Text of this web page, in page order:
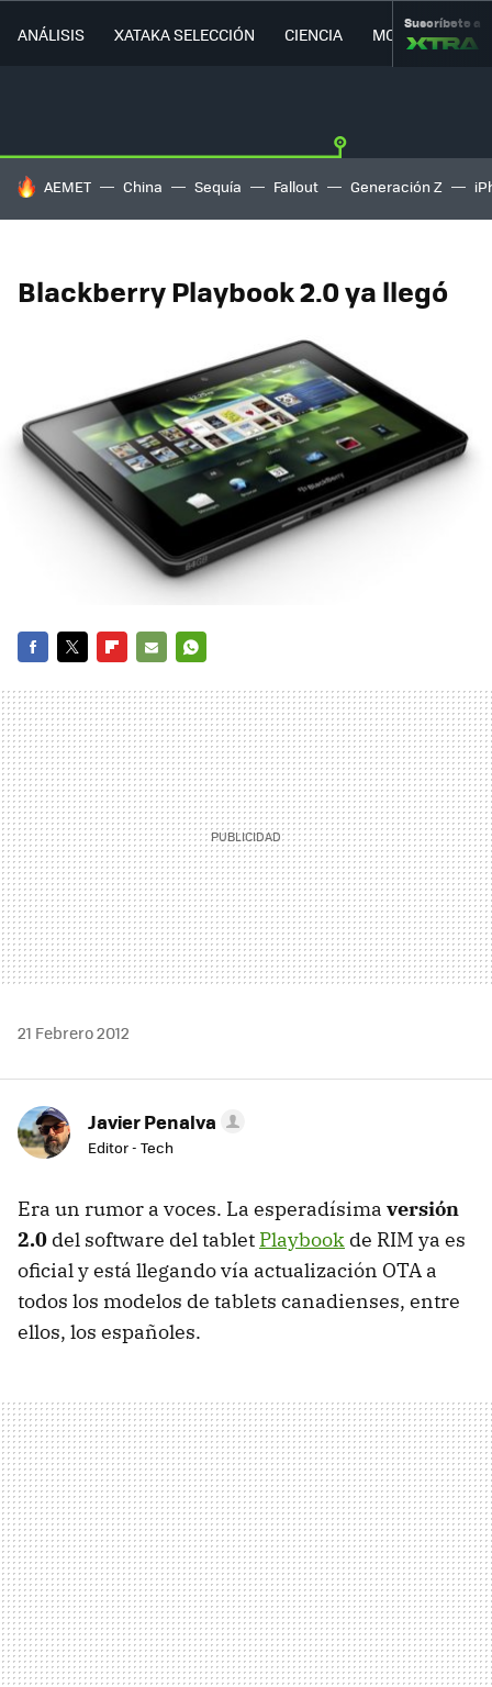
ANÁLISIS XATAKA SELECCIÓN CIENCIA MOVILIDAD
Suscríbete a
HOY SE HABLA DE
AEMET China Sequía Fallout Generación Z
Blackberry Playbook 2.0 ya llegó
MAIL
21 Febrero 2012
Javier Penalva
Editor - Tech
Era un rumor a voces. La esperadísima versión
2.0 del software del tablet Playbook de RIM ya es
oficial y está llegando vía actualización OTA a
todos los modelos de tablets canadienses, entre
ellos, los españoles.